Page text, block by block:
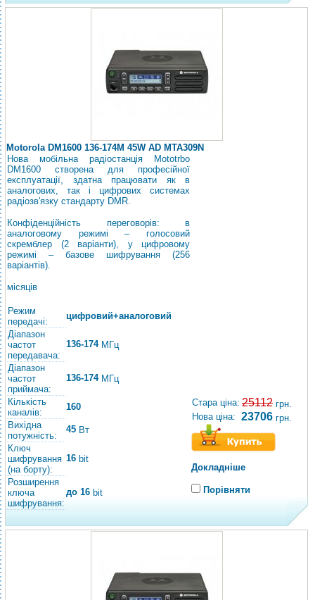
Motorola DM1600 136-174M 45W AD MTA309N
Нова мобільна радіостанція Mototrbo
DM1600 створена для професійної
експлуатації, здатна працювати як в
аналогових, так і цифрових системах
радіозв'язку стандарту DMR.
Конфіденційність переговорів: в
аналоговому режимі – голосовий
скремблер (2 варіанти), у цифровому
режимі – базове шифрування (256
варіантів).
місяців
Режим
передачі:
цифровий+аналоговий
Діапазон
частот
передавача:
136-174МГц
Діапазон
частот
приймача:
136-174МГц
Кількість
каналів:
160
Вихідна
потужність:
45 Вт
Ключ
шифрування
(на борту):
16 bit
Розширення
ключа
шифрування:
до 16 bit
Стара ціна: 25112 грн.
Нова ціна: 23706 грн.
Докладніше
Порівняти